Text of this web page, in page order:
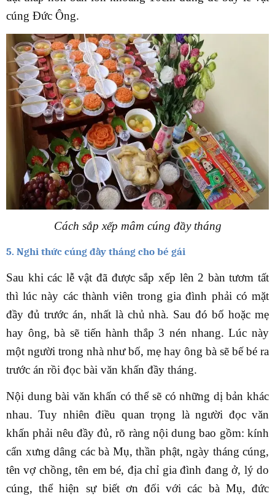
cúng Đức Ông.
Cách sắp xếp mâm cúng đầy tháng
5. Nghi thức cúng đầy tháng cho bé gái
Sau khi các lễ vật đã được sắp xếp lên 2 bàn tươm tất
thì lúc này các thành viên trong gia đình phải có mặt
đầy đủ trước án, nhất là chủ nhà. Sau đó bố hoặc mẹ
hay ông, bà sẽ tiến hành thắp 3 nén nhang. Lúc này
một người trong nhà như bố, mẹ hay ông bà sẽ bế bé ra
trước án rồi đọc bài văn khấn đầy tháng.
Nội dung bài văn khấn có thể sẽ có những dị bản khác
nhau. Tuy nhiên điều quan trọng là người đọc văn
khấn phải nêu đầy đủ, rõ ràng nội dung bao gồm: kính
cẩn xưng dâng các bà Mụ, thần phật, ngày tháng cúng,
tên vợ chồng, tên em bé, địa chỉ gia đình đang ở, lý do
cúng, thể hiện sự biết ơn đối với các bà Mụ, đức